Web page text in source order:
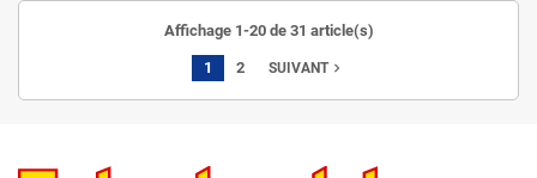
Affichage 1-20 de 31 article(s)
1 2 SUIVANTnavigate_next